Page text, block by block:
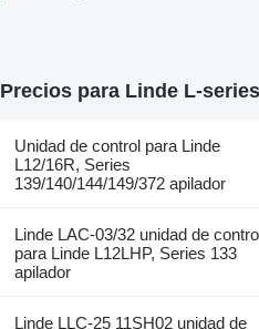
Precios para Linde L-
Unidad de control para Linde
L12/16R, Series
139/140/144/149/372 apilador
Linde LAC-03/32 unidad de
para Linde L12LHP, Series 133
apilador
Linde LLC-25 11SH02 unidad de